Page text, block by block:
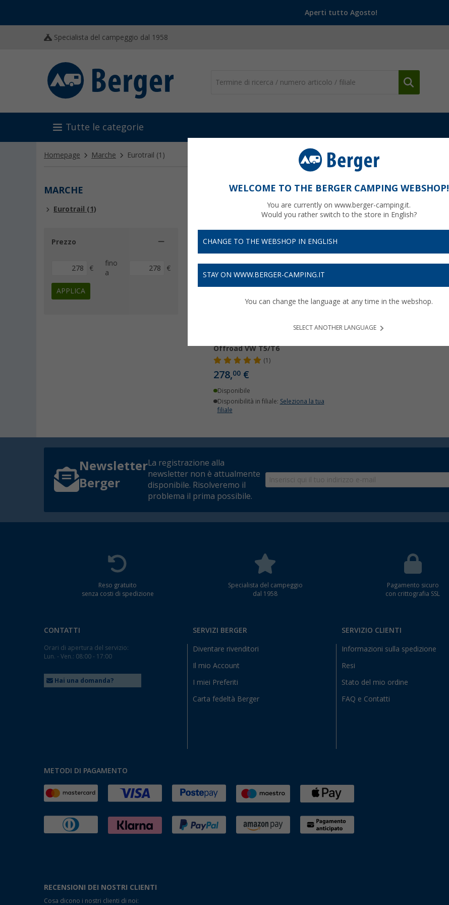
Aperti tutto Agosto!
Specialista del campeggio dal 1958
Tutte le categorie
Homepage Marche Eurotrail (1)
MARCHE
Eurotrail (1)
Prezzo
€
fino
a
€
APPLICA
EUROTRAIL
Offroad VW T5/T6
(1)
278,00 €
Disponibile
Disponibilità in filiale: Seleziona la tua
filiale
Newsletter
Berger
La registrazione alla
newsletter non è attualmente
disponibile. Risolveremo il
problema il prima possibile.
Reso gratuito
senza costi di spedizione
Specialista del campeggio
dal 1958
Pagamento sicuro
con crittografia SSL
CONTATTI
Orari di apertura del servizio:
Lun. - Ven.: 08:00 - 17:00
Hai una domanda?
SERVIZI BERGER
Diventare rivenditori
Il mio Account
I miei Preferiti
Carta fedeltà Berger
SERVIZIO CLIENTI
Informazioni sulla spedizione
Resi
Stato del mio ordine
FAQ e Contatti
METODI DI PAGAMENTO
RECENSIONI DEI NOSTRI CLIENTI
Cosa dicono i nostri clienti di noi:
WELCOME TO THE BERGER CAMPING WEBSHOP!
You are currently on www.berger-camping.it.
Would you rather switch to the store in English?
CHANGE TO THE WEBSHOP IN ENGLISH
STAY ON WWW.BERGER-CAMPING.IT
You can change the language at any time in the webshop.
SELECT ANOTHER LANGUAGE